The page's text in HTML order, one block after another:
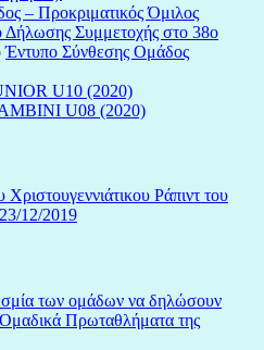
– Προκριματικός Όμιλος
Δήλωσης Συμμετοχής στο 38ο
Έντυπο Σύνθεσης Ομάδος
U10 (2020)
U08 (2020)
Ράπιντ του
12/2019
των ομάδων να δηλώσουν
Πρωταθλήματα της